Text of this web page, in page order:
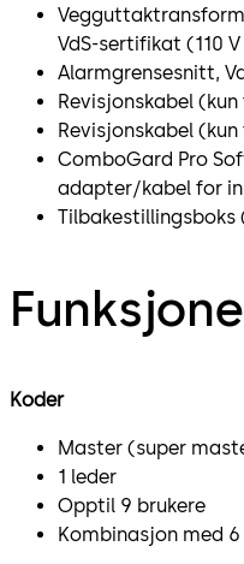
VdS-sertifikat (110
Alarmgrensesnitt,
Revisjonskabel
Revisjonskabel
ComboGard Pro
adapter/kabel for
Koder
Master (super
1 leder
Opptil 9 brukere
Kombinasjon med